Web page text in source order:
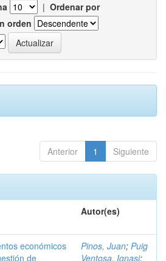
| Ordenar por
orden
Anterior 1 Siguiente
Autor(es)
económicos
de
Pinos, Juan; Puig
Ventosa, Ignasi;